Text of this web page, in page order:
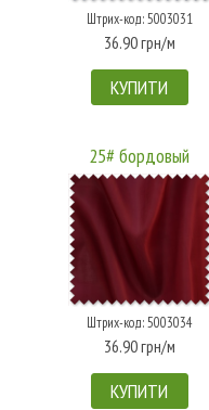
Штрих-код: 5003031
36.90 грн/м
КУПИТИ
25# бордовый
Штрих-код: 5003034
36.90 грн/м
КУПИТИ